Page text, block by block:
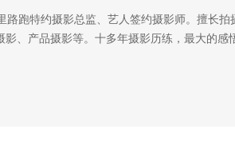
跑特约摄影总监、艺人签约摄影师。擅长拍
、产品摄影等。十多年摄影历练，最大的感